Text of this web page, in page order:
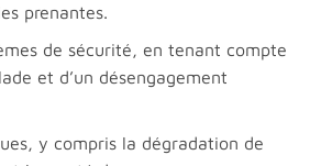
prenantes.
de sécurité, en tenant compte
et d’un désengagement
y compris la dégradation de